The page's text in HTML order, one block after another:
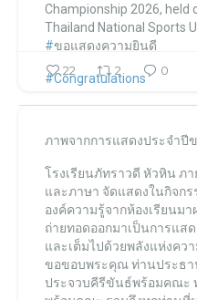
Championship 2026, held
Thailand National Sports
#ขอแสดงความยินดี
#Congratulations
...
22 2 0
ภาพจากการแสดงประจำปี
โรงเรียนภัทราวดี หัวหิน ภา
และภาษา จัดแสดงในกิจกร
องค์ความรู้จากห้องเรียนม
ถ่ายทอดออกมาเป็นการแส
และเต็มไปด้วยพลังแห่งคว
ขอขอบพระคุณ ท่านประธ
ประจวบคีรีขันธ์พร้อมคณะ